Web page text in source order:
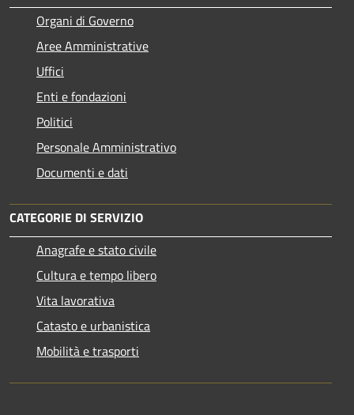
Organi di Governo
Aree Amministrative
Uffici
Enti e fondazioni
Politici
Personale Amministrativo
Documenti e dati
CATEGORIE DI SERVIZIO
Anagrafe e stato civile
Cultura e tempo libero
Vita lavorativa
Catasto e urbanistica
Mobilità e trasporti